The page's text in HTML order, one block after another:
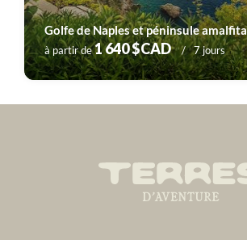
à partir de1 640 $CAD 7 jours